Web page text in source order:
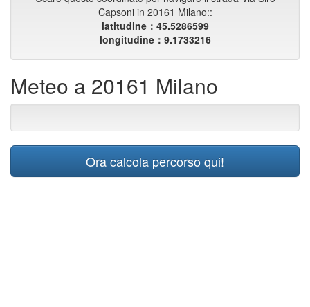
Capsoni in 20161 Milano::
latitudine：45.5286599
longitudine：9.1733216
Meteo a 20161 Milano
Ora calcola percorso qui!